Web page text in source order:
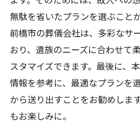
無駄を省いたプランを選ぶこと
前橋市の葬儀会社は、多彩なサ
おり、遺族のニーズに合わせて
スタマイズできます。最後に、
情報を参考に、最適なプランを
から送り出すことをお勧めしま
もお楽しみに。